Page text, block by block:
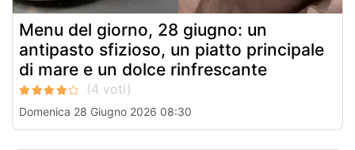
Menu del giorno, 28 giugno: un
antipasto sfizioso, un piatto principale
di mare e un dolce rinfrescante
Domenica 28 Giugno 2026 08:30